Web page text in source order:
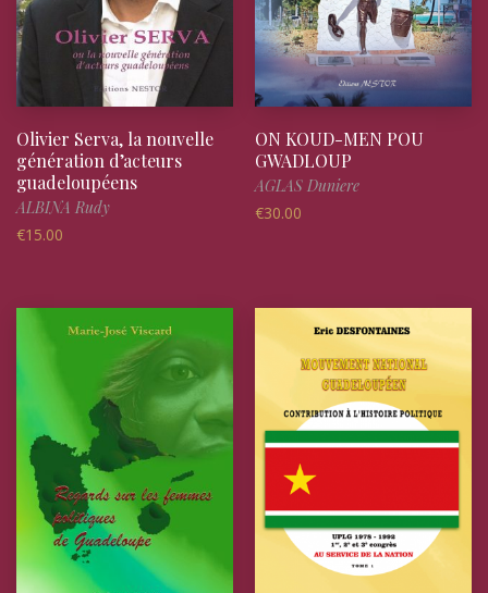
Olivier Serva, la nouvelle
génération d’acteurs
guadeloupéens
ALBINA Rudy
€15.00
ON KOUD-MEN POU
GWADLOUP
AGLAS Duniere
€30.00